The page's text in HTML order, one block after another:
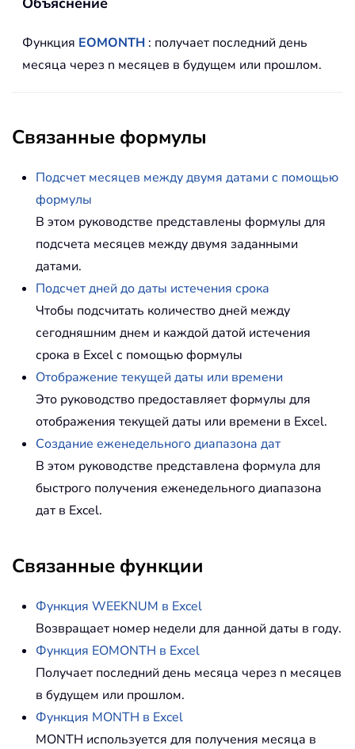
Функция EOMONTH : получает последний день
месяца через n месяцев в будущем или прошлом.
Связанные формулы
Подсчет месяцев между двумя датами с помощью
формулы
В этом руководстве представлены формулы для
подсчета месяцев между двумя заданными
датами.
Подсчет дней до даты истечения срока
Чтобы подсчитать количество дней между
сегодняшним днем и каждой датой истечения
срока в Excel с помощью формулы
Отображение текущей даты или времени
Это руководство предоставляет формулы для
отображения текущей даты или времени в Excel.
Создание еженедельного диапазона дат
В этом руководстве представлена формула для
быстрого получения еженедельного диапазона
дат в Excel.
Связанные функции
Функция WEEKNUM в Excel
Возвращает номер недели для данной даты в году.
Функция EOMONTH в Excel
Получает последний день месяца через n месяцев
в будущем или прошлом.
Функция MONTH в Excel
MONTH используется для получения месяца в